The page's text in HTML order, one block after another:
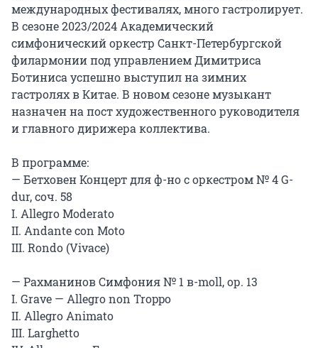
международных фестивалях, много гастролирует.
В сезоне 2023/2024 Академический
симфонический оркестр Санкт-Петербургской
филармонии под управлением Димитриса
Ботиниса успешно выступил на зимних
гастролях в Китае. В новом сезоне музыкант
назначен на пост художественного руководителя
и главного дирижера коллектива.
В программе:
— Бетховен Концерт для ф-но с оркестром № 4 G-
dur, соч. 58
I. Allegro Moderato
II. Andante con Moto
III. Rondo (Vivace)
— Рахманинов Симфония № 1 в-moll, ор. 13
I. Grave — Allegro non Troppo
II. Allegro Animato
III. Larghetto